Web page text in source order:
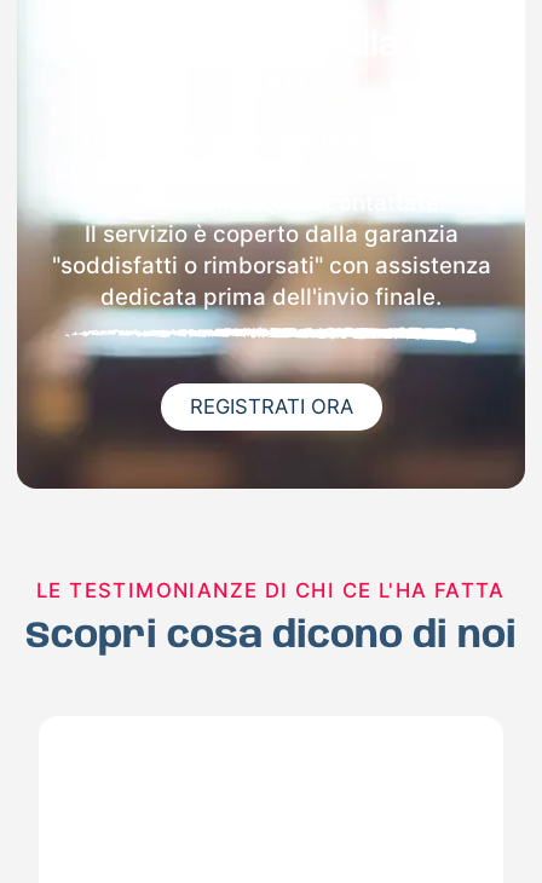
Il servizio è coperto dalla garanzia
"soddisfatti o rimborsati" con assistenza
dedicata prima dell'invio finale.
REGISTRATI ORA
LE TESTIMONIANZE DI CHI CE L'HA FATTA
Scopri cosa dicono di noi